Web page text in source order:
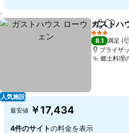
人気施設
シェアお気
ガストハ
3 ホテルのラ
8.1 満足
ブライザ
郷土料理
最安値 ￥17,434
4件のサイトの料金を表示